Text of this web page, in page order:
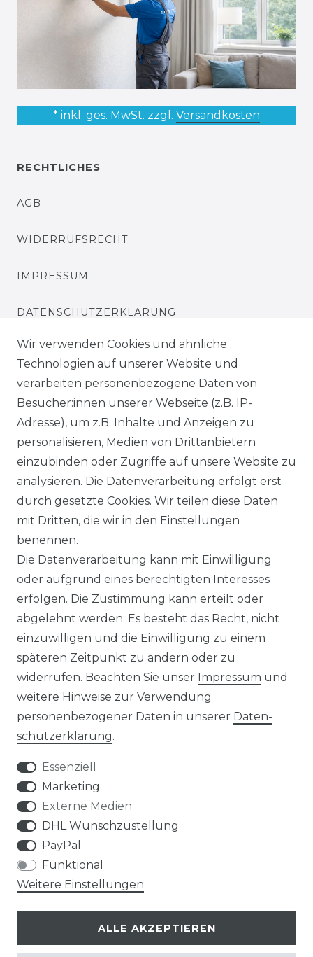
* inkl. ges. MwSt. zzgl. Versandkosten
RECHTLICHES
AGB
WIDERRUFSRECHT
IMPRESSUM
DATENSCHUTZERKLÄRUNG
BARRIEREFREIHEITSERKLÄRUNG
SERVICE & INFOS
MONTAGESERVICE
VERSANDKOSTEN
KLIMA- UND UMWELTSCHUTZ
LEXIKON
UNTERNEHMEN
ÜBER UNS
KONTAKT
HERSTELLER
REFERENZEN
Klimaprofis GmbH & Co. KG
Wir verwenden Cookies und ähnliche
Technologien auf unserer Website und
verarbeiten personenbezogene Daten von
Besucher:innen unserer Webseite (z.B. IP-
Adresse), um z.B. Inhalte und Anzeigen zu
personalisieren, Medien von Drittanbietern
einzubinden oder Zugriffe auf unsere Website zu
analysieren. Die Datenverarbeitung erfolgt erst
durch gesetzte Cookies. Wir teilen diese Daten
mit Dritten, die wir in den Einstellungen
benennen.
Die Datenverarbeitung kann mit Einwilligung
oder aufgrund eines berechtigten Interesses
erfolgen. Die Zustimmung kann erteilt oder
abgelehnt werden. Es besteht das Recht, nicht
einzuwilligen und die Einwilligung zu einem
späteren Zeitpunkt zu ändern oder zu
widerrufen. Beachten Sie unser Impressum und
weitere Hinweise zur Verwendung
personenbezogener Daten in unserer Daten­
schutz­erklärung.
Essenziell
Marketing
Externe Medien
DHL Wunschzustellung
PayPal
Funktional
Weitere Einstellungen
ALLE AKZEPTIEREN